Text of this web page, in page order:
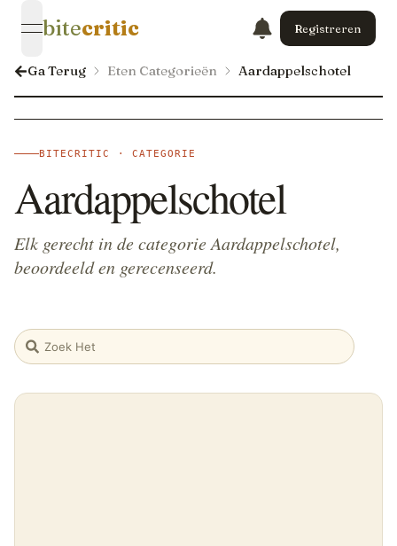
open navigation menu
bitecritic Registreren
Ga Terug Eten Categorieën Aardappelschotel
BITECRITIC · CATEGORIE
Aardappelschotel
Elk gerecht in de categorie Aardappelschotel,
beoordeeld en gerecenseerd.